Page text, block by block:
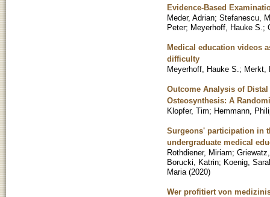
Evidence-Based
Meder, Adrian; Stefanescu,
Peter; Meyerhoff, Hauke S. ;
Medical education videos
difficulty
Meyerhoff, Hauke S. ; Merkt,
Outcome Analysis of
Osteosynthesis: A
Klopfer, Tim; Hemmann,
Surgeons' participation in
undergraduate medical
Rothdiener, Miriam;
Borucki, Katrin; Koenig,
Maria (2020)
Wer profitiert von